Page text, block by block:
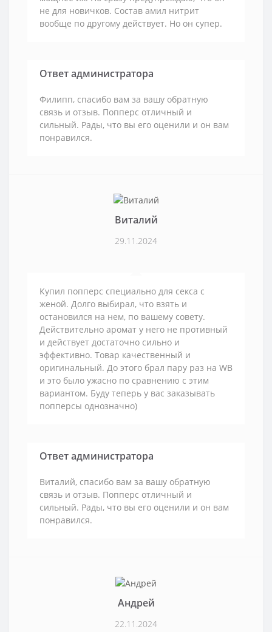
не для новичков. Состав амил нитрит
вообще по другому действует. Но он супер.
Ответ администратора
Филипп, спасибо вам за вашу обратную
связь и отзыв. Попперс отличный и
сильный. Рады, что вы его оценили и он вам
понравился.
Виталий
29.11.2024
Купил попперс специально для секса с
женой. Долго выбирал, что взять и
остановился на нем, по вашему совету.
Действительно аромат у него не противный
и действует достаточно сильно и
эффективно. Товар качественный и
оригинальный. До этого брал пару раз на WB
и это было ужасно по сравнению с этим
вариантом. Буду теперь у вас заказывать
попперсы однозначно)
Ответ администратора
Виталий, спасибо вам за вашу обратную
связь и отзыв. Попперс отличный и
сильный. Рады, что вы его оценили и он вам
понравился.
Андрей
22.11.2024